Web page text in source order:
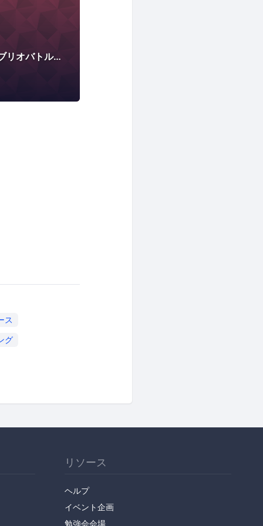
大都会岡山界隈でビブリオバトルを催したい
ス
グ
リソース
ヘルプ
イベント企画
勉強会会場